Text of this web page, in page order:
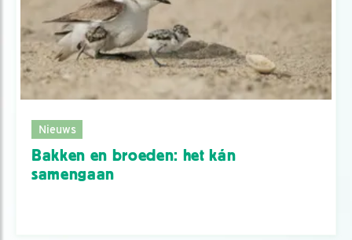
Nieuws
Bakken en broeden: het kán
samengaan